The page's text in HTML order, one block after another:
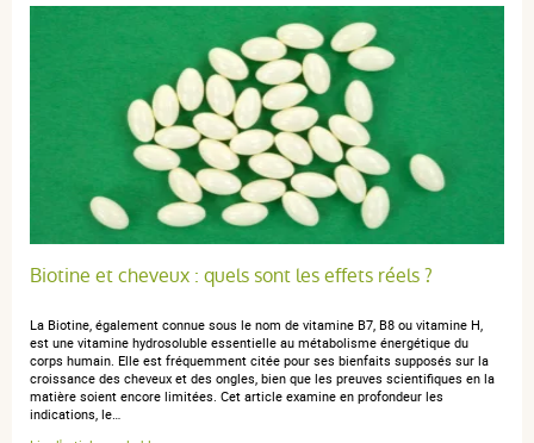
Biotine et cheveux : quels sont les effets réels ?
La Biotine, également connue sous le nom de vitamine B7, B8 ou vitamine H,
est une vitamine hydrosoluble essentielle au métabolisme énergétique du
corps humain. Elle est fréquemment citée pour ses bienfaits supposés sur la
croissance des cheveux et des ongles, bien que les preuves scientifiques en la
matière soient encore limitées. Cet article examine en profondeur les
indications, le…